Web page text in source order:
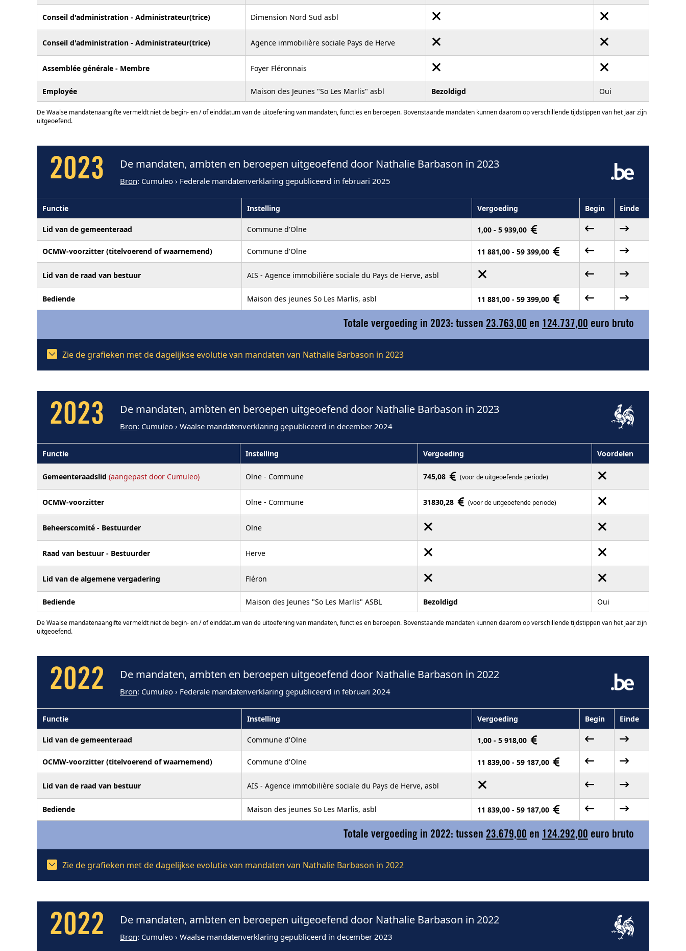
Conseil d'administration - Administrateur(trice) Dimension Nord Sud asbl
Conseil d'administration - Administrateur(trice) Agence immobilière sociale Pays de Herve
Assemblée générale - Membre Foyer Fléronnais
Employée Maison des Jeunes "So Les Marlis" asbl Bezoldigd Oui
De Waalse mandatenaangifte vermeldt niet de begin- en / of einddatum van de uitoefening van mandaten, functies en beroepen. Bovenstaande mandaten kunnen daarom op verschillende tijdstippen van het jaar zijn
uitgeoefend.
2023 De mandaten, ambten en beroepen uitgeoefend door Nathalie Barbason in 2023
Bron: Cumuleo › Federale mandatenverklaring gepubliceerd in februari 2025
Functie Instelling Vergoeding Begin Einde
Lid van de gemeenteraad Commune d'Olne 1,00 - 5 939,00
OCMW-voorzitter (titelvoerend of waarnemend) Commune d'Olne 11 881,00 - 59 399,00
Lid van de raad van bestuur AIS - Agence immobilière sociale du Pays de Herve, asbl
Bediende Maison des jeunes So Les Marlis, asbl 11 881,00 - 59 399,00
Totale vergoeding in 2023: tussen 23.763,00 en 124.737,00 euro bruto
Zie de grafieken met de dagelijkse evolutie van mandaten van Nathalie Barbason in 2023
2023 De mandaten, ambten en beroepen uitgeoefend door Nathalie Barbason in 2023
Bron: Cumuleo › Waalse mandatenverklaring gepubliceerd in december 2024
Functie Instelling Vergoeding Voordelen
Gemeenteraadslid (aangepast door Cumuleo) Olne - Commune 745,08 (voor de uitgeoefende periode)
OCMW-voorzitter Olne - Commune 31830,28 (voor de uitgeoefende periode)
Beheerscomité - Bestuurder Olne
Raad van bestuur - Bestuurder Herve
Lid van de algemene vergadering Fléron
Bediende Maison des Jeunes "So Les Marlis" ASBL Bezoldigd Oui
De Waalse mandatenaangifte vermeldt niet de begin- en / of einddatum van de uitoefening van mandaten, functies en beroepen. Bovenstaande mandaten kunnen daarom op verschillende tijdstippen van het jaar zijn
uitgeoefend.
2022 De mandaten, ambten en beroepen uitgeoefend door Nathalie Barbason in 2022
Bron: Cumuleo › Federale mandatenverklaring gepubliceerd in februari 2024
Functie Instelling Vergoeding Begin Einde
Lid van de gemeenteraad Commune d'Olne 1,00 - 5 918,00
OCMW-voorzitter (titelvoerend of waarnemend) Commune d'Olne 11 839,00 - 59 187,00
Lid van de raad van bestuur AIS - Agence immobilière sociale du Pays de Herve, asbl
Bediende Maison des jeunes So Les Marlis, asbl 11 839,00 - 59 187,00
Totale vergoeding in 2022: tussen 23.679,00 en 124.292,00 euro bruto
Zie de grafieken met de dagelijkse evolutie van mandaten van Nathalie Barbason in 2022
2022 De mandaten, ambten en beroepen uitgeoefend door Nathalie Barbason in 2022
Bron: Cumuleo › Waalse mandatenverklaring gepubliceerd in december 2023